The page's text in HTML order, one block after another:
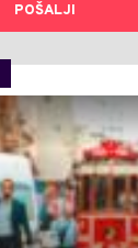
POŠALJI